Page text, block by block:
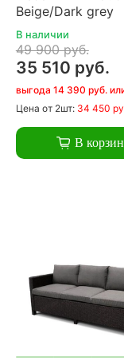
Beige/Dark grey
В наличии
49 900 руб.
35 510 руб.
выгода 14 390 руб.
Цена от 2шт: 34 450
В